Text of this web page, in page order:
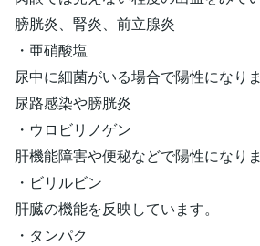
膀胱炎、腎炎、前立腺炎
・亜硝酸塩
尿中に細菌がいる場合で陽性になりま
尿路感染や膀胱炎
・ウロビリノゲン
肝機能障害や便秘などで陽性になりま
・ビリルビン
肝臓の機能を反映しています。
・タンパク